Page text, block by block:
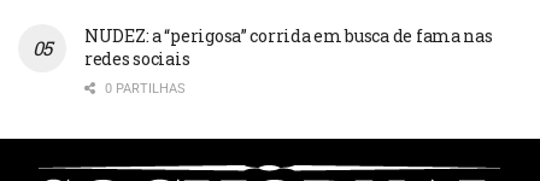
NUDEZ: a “perigosa” corrida em busca de fama nas
redes sociais
0 PARTILHAS